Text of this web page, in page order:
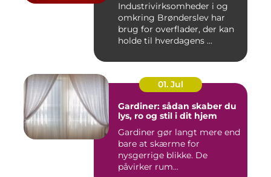
Industrivirksomheder i og
omkring Brønderslev har
brug for overflader, der kan
holde til hverdagens ...
01. Jul
Gardiner: sådan skaber du
lys, ro og stil i dit hjem
Gardiner gør langt mere end
bare at skærme for
nysgerrige blikke. De
påvirker rum...